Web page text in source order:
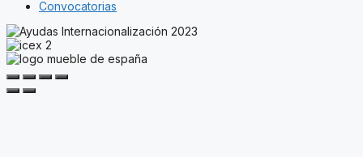
Convocatorias